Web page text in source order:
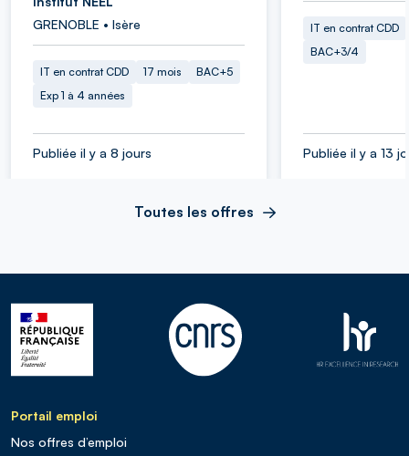
GRENOBLE • Isère
IT en contrat CDD 17 mois
BAC+5
Exp 1 à 4 années
Publiée il y a 8 jours
IT en contrat CDD
BAC+3/4
Publiée il y a 13
Toutes les offres
Portail emploi
Nos offres d’emploi